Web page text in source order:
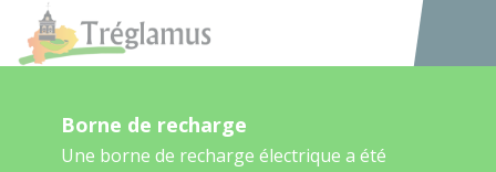
Accéder
Borne de recharge
Une borne de recharge électrique a été